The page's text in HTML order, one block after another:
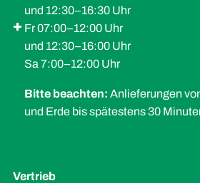
und 12:30–16:30 Uhr
Fr 07:00–12:00 Uhr
und 12:30–16:00 Uhr
Sa 7:00–12:00 Uhr
Bitte beachten: Anlieferungen
und Erde bis spätestens 30
Vertrieb